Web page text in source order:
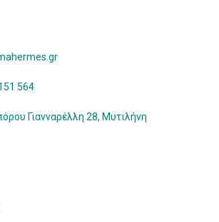
564
Γιανναρέλλη 28, Μυτιλήνη